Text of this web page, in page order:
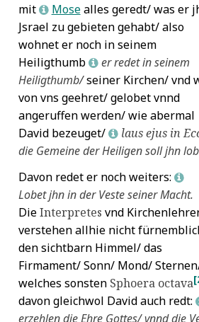
mit L Mosealles geredt/ was er
Jsrael zu gebieten gehabt/ also
wohnet er noch in seinem
Heiligthumb L er redet in seinem
Heiligthumb/seiner Kirchen/ vnd
von vns geehret/ gelobet vnnd
angeruffen werden/ wie abermal
David bezeuget/ L laus ejus in
die Gemeine der Heiligen soll jhn
Davon redet er noch weiters: L
Lobet jhn in der Veste seiner Macht.
DieInterpretes vnd
verstehen allhie nicht
den sichtbarn Himmel/ das
Firmament/ Sonn/ Mond/
welches sonsten Sphoera octava
davon gleichwol David auch redt:
erzehlen die Ehre Gottes/ vnnd die